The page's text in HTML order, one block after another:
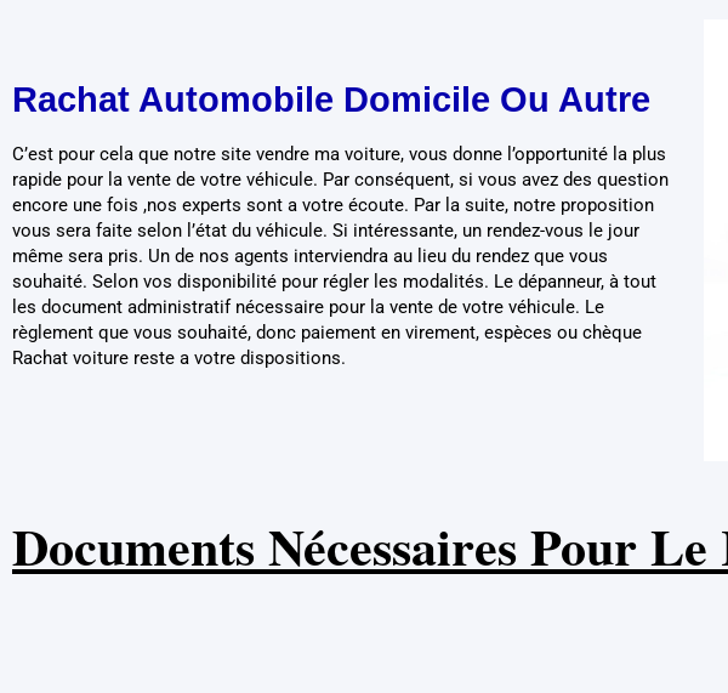
Rachat Automobile Domicile Ou Autre
C’est pour cela que notre site vendre ma voiture, vous donne l’opportunité la plus
rapide pour la vente de votre véhicule. Par conséquent, si vous avez des question
encore une fois ,nos experts sont a votre écoute. Par la suite, notre proposition
vous sera faite selon l’état du véhicule. Si intéressante, un rendez-vous le jour
même sera pris. Un de nos agents interviendra au lieu du rendez que vous
souhaité. Selon vos disponibilité pour régler les modalités. Le dépanneur, à tout
les document administratif nécessaire pour la vente de votre véhicule. Le
règlement que vous souhaité, donc paiement en virement, espèces ou chèque
Rachat voiture reste a votre dispositions.
Documents Nécessaires Pour Le